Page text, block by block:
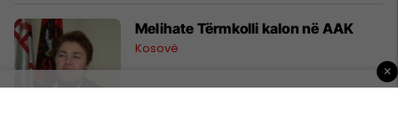
Melihate Tërmkolli kalon në AAK
Kosovë
×